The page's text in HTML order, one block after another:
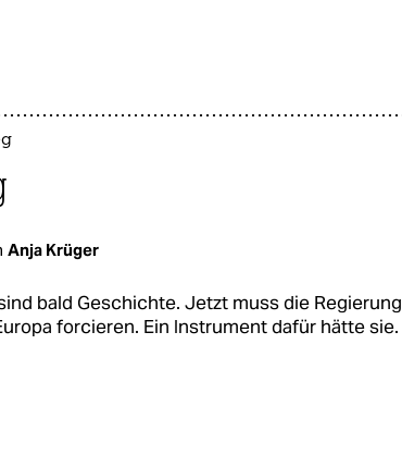
Anja Krüger
bald Geschichte. Jetzt muss die Regierung
forcieren. Ein Instrument dafür hätte sie.